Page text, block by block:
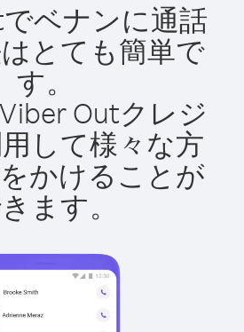
ベナンに通話
とても簡単で
す。
Outクレジ
して様々な方
かけることが
ます。